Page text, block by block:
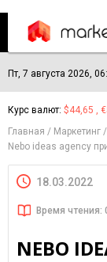
Пт, 7 августа 2026,
Курс валют: $44,65 ,
Главная
Маркетинг
Nebo ideas agency
18.03.2022
Время чтения:
NEBO